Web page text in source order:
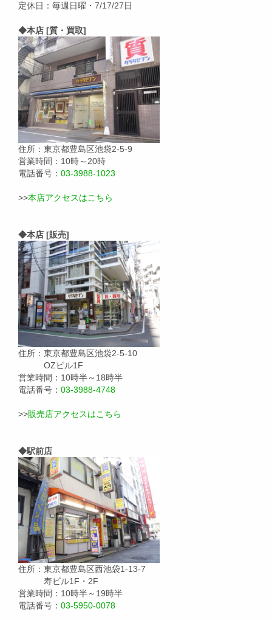
定休日：毎週日曜・7/17/27日
◆本店 [質・買取]
住所：東京都豊島区池袋2-5-9
営業時間：10時～20時
電話番号： 03-3988-1023
>>本店アクセスはこちら
◆本店 [販売]
住所：東京都豊島区池袋2-5-10
OZビル1F
営業時間：10時半～18時半
電話番号： 03-3988-4748
>>販売店アクセスはこちら
◆駅前店
住所：東京都豊島区西池袋1-13-7
寿ビル1F・2F
営業時間：10時半～19時半
電話番号： 03-5950-0078